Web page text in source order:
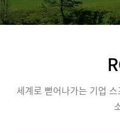
세계로 뻗어나가는 기업